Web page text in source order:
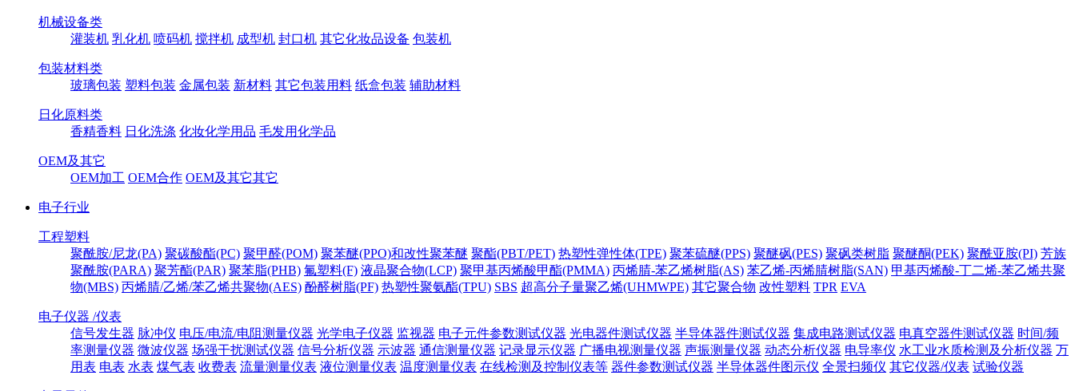
机械设备类
灌装机 乳化机 喷码机 搅拌机 成型机 封口机 其它化妆品设备 包装机
包装材料类
玻璃包装 塑料包装 金属包装 新材料 其它包装用料 纸盒包装 辅助材料
日化原料类
香精香料 日化洗涤 化妆化学用品 毛发用化学品
OEM及其它
OEM加工 OEM合作 OEM及其它其它
电子行业
工程塑料
聚酰胺/尼龙(PA) 聚碳酸酯(PC) 聚甲醛(POM) 聚苯醚(PPO)和改性聚苯醚 聚酯(PBT/PET) 热塑性弹性体(TPE) 聚苯硫醚(PPS) 聚醚砜(PES) 聚砜类树脂 聚醚酮(PEK) 聚酰亚胺(PI) 芳族
聚酰胺(PARA) 聚芳酯(PAR) 聚苯脂(PHB) 氟塑料(F) 液晶聚合物(LCP) 聚甲基丙烯酸甲酯(PMMA) 丙烯腈-苯乙烯树脂(AS) 苯乙烯-丙烯腈树脂(SAN) 甲基丙烯酸-丁二烯-苯乙烯共聚
物(MBS) 丙烯腈/乙烯/苯乙烯共聚物(AES) 酚醛树脂(PF) 热塑性聚氨酯(TPU) SBS 超高分子量聚乙烯(UHMWPE) 其它聚合物 改性塑料 TPR EVA
电子仪器 /仪表
信号发生器 脉冲仪 电压/电流/电阻测量仪器 光学电子仪器 监视器 电子元件参数测试仪器 光电器件测试仪器 半导体器件测试仪器 集成电路测试仪器 电真空器件测试仪器 时间/频
率测量仪器 微波仪器 场强干扰测试仪器 信号分析仪器 示波器 通信测量仪器 记录显示仪器 广播电视测量仪器 声振测量仪器 动态分析仪器 电导率仪 水工业水质检测及分析仪器 万
用表 电表 水表 煤气表 收费表 流量测量仪表 液位测量仪表 温度测量仪表 在线检测及控制仪表等 器件参数测试仪器 半导体器件图示仪 全景扫频仪 其它仪器/仪表 试验仪器